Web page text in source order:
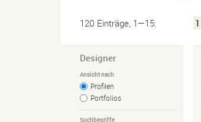
120 Einträge, 1—15: 1
Designer
Ansicht nach
Profilen
Portfolios
Suchbegriffe